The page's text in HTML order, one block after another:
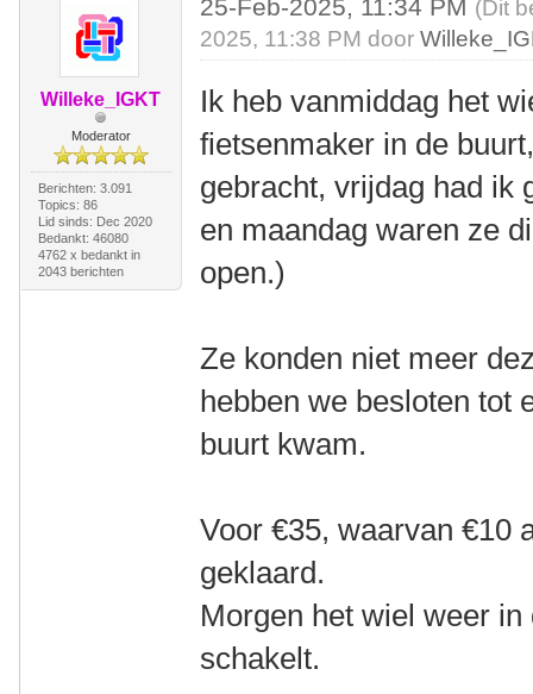
Willeke_IGKT
Moderator
Berichten: 3.091
Topics: 86
Lid sinds: Dec 2020
Bedankt: 46080
4762 x bedankt in
2043 berichten
25-Feb-2025, 11:34 PM (Dit
2025, 11:38 PM door
Ik heb vanmiddag het
fietsenmaker in de
gebracht, vrijdag had ik
en maandag waren ze
open.)
Ze konden niet meer
hebben we besloten tot
buurt kwam.
Voor €35, waarvan €10
geklaard.
Morgen het wiel weer
schakelt.